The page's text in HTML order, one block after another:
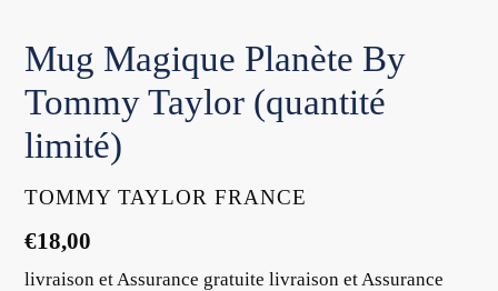
Mug Magique Planète By
Tommy Taylor (quantité
limité)
DISTRIBUTEUR
TOMMY TAYLOR FRANCE
Prix
normal
€18,00
livraison et Assurance gratuite livraison et Assurance